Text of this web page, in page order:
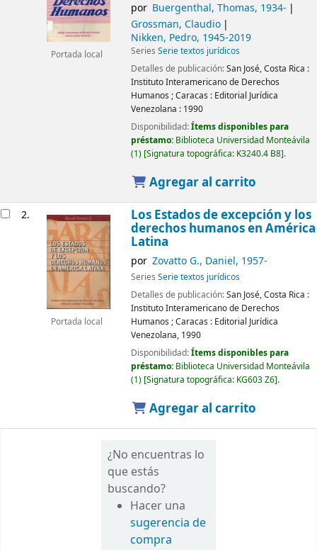
Portada local
por Buergenthal, Thomas, 1934-
Grossman, Claudio
Nikken, Pedro, 1945-2019
Series Serie textos jurídicos
Detalles de publicación:San José, Costa Rica :
Instituto Interamericano de Derechos
Humanos ;Caracas : Editorial Jurídica
Venezolana : 1990
Disponibilidad:Ítems disponibles para
préstamo: Biblioteca Universidad Monteávila
(1) Signatura topográfica: K3240.4 B8 .
Agregar al carrito
2.
Portada local
Los Estados de excepción y los
derechos humanos en América
Latina
por Zovatto G., Daniel, 1957-
Series Serie textos jurídicos
Detalles de publicación:San José, Costa Rica :
Instituto Interamericano de Derechos
Humanos ;Caracas : Editorial Jurídica
Venezolana, 1990
Disponibilidad:Ítems disponibles para
préstamo: Biblioteca Universidad Monteávila
(1) Signatura topográfica: KG603 Z6 .
Agregar al carrito
¿No encuentras lo
que estás
buscando?
Hacer una
sugerencia de
compra